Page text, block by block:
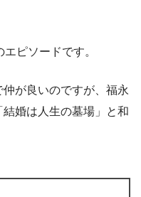
ピソードです。
が良いのですが、福永
婚は人生の墓場」と和